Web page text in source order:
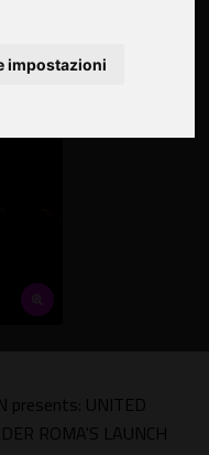
impostazioni
presents: UNITED
ROMA'S LAUNCH